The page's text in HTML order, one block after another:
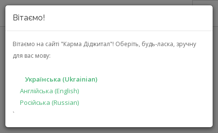
Вітаємо!
Вітаємо на сайті "Карма Діджитал"! Оберіть, будь-ласка, зручну
для вас мову:
Українська (Ukrainian)
Англійська (English)
Російська (Russian)
`
ПРО НАС
АКЦІЇ
РІШЕННЯ
ВИРОБНИКАМ
ГОЛОВНА КАТАЛОГ